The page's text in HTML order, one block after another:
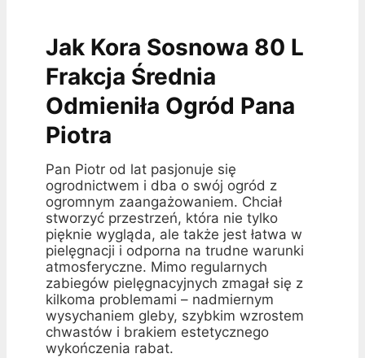
Jak Kora Sosnowa 80 L
Frakcja Średnia
Odmieniła Ogród Pana
Piotra
Pan Piotr od lat pasjonuje się
ogrodnictwem i dba o swój ogród z
ogromnym zaangażowaniem. Chciał
stworzyć przestrzeń, która nie tylko
pięknie wygląda, ale także jest łatwa w
pielęgnacji i odporna na trudne warunki
atmosferyczne. Mimo regularnych
zabiegów pielęgnacyjnych zmagał się z
kilkoma problemami – nadmiernym
wysychaniem gleby, szybkim wzrostem
chwastów i brakiem estetycznego
wykończenia rabat.